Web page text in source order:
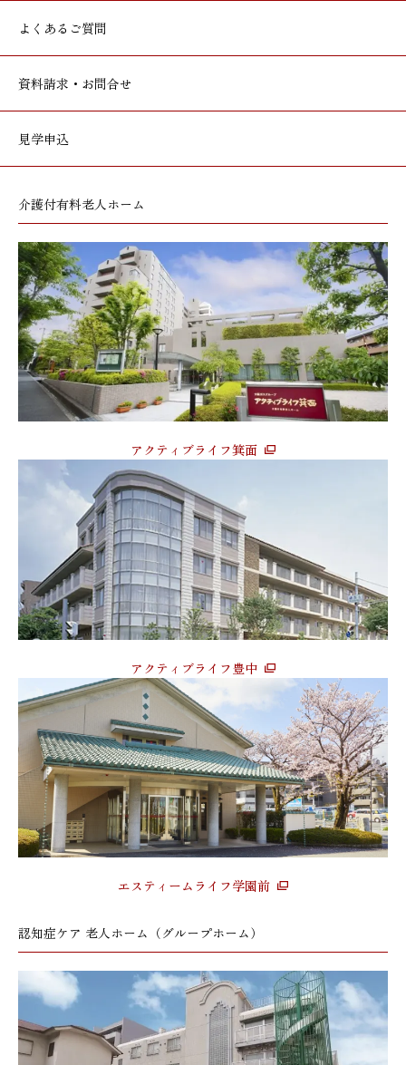
よくあるご質問
資料請求・お問合せ
見学申込
介護付有料老人ホーム
アクティブライフ箕面
アクティブライフ豊中
エスティームライフ学園前
認知症ケア 老人ホーム（グループホーム）